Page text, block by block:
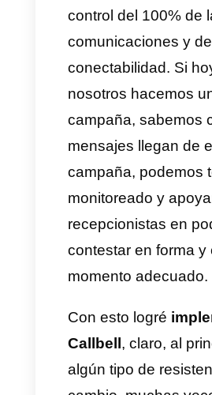
dificultad que
recepción, en
atención al
ese tráfico que
través de las
Es así como
una aplicación
que cumpliese
panorama